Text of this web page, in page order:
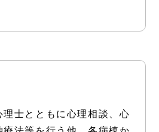
士とともに心理相談、心